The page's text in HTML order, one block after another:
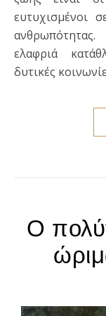
ευτυχισμένοι
ελαφριά
δυτικές
Ο